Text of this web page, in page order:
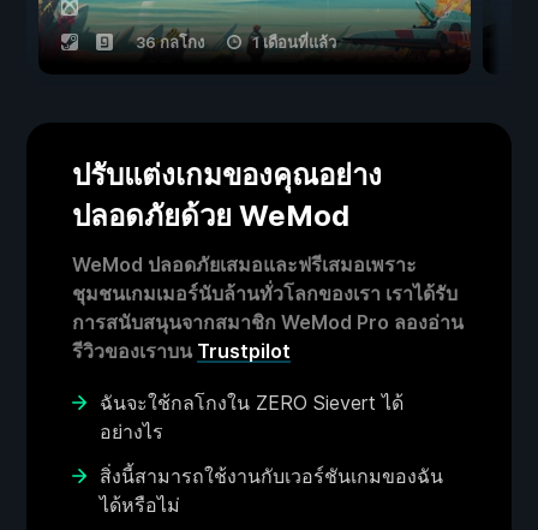
36 กลโกง 1 เดือนที่แล้ว
ปรับแต่งเกมของคุณอย่าง
ปลอดภัยด้วย WeMod
WeMod ปลอดภัยเสมอและฟรีเสมอเพราะ
ชุมชนเกมเมอร์นับล้านทั่วโลกของเรา เราได้รับ
การสนับสนุนจากสมาชิก WeMod Pro ลองอ่าน
รีวิวของเราบน Trustpilot
ฉันจะใช้กลโกงใน ZERO Sievert ได้
อย่างไร
สิ่งนี้สามารถใช้งานกับเวอร์ชันเกมของฉัน
ได้หรือไม่